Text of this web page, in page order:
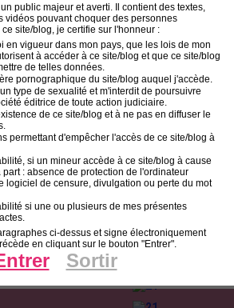
deep drilling
in the store
Lange and Aiden
public majeur et averti. Il contient des textes,
vidéos pouvant choquer des personnes
site/blog, je certifie sur l'honneur :
en vigueur dans mon pays, que les lois de mon
à accéder à ce site/blog et que ce site/blog
de telles données.
pornographique du site/blog auquel j'accède.
type de sexualité et m'interdit de poursuivre
éditrice de toute action judiciaire.
de ce site/blog et à ne pas en diffuser le
permettant d'empêcher l'accès de ce site/blog à
si un mineur accède à ce site/blog à cause
: absence de protection de l'ordinateur
logiciel de censure, divulgation ou perte du mot
si une ou plusieurs de mes présentes
ci-dessus et signe électroniquement
en cliquant sur le bouton "Entrer".
Sortir